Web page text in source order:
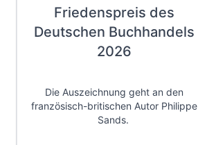
Friedenspreis des
Deutschen Buchhandels
2026
Die Auszeichnung geht an den
französisch-britischen Autor Philippe
Sands.